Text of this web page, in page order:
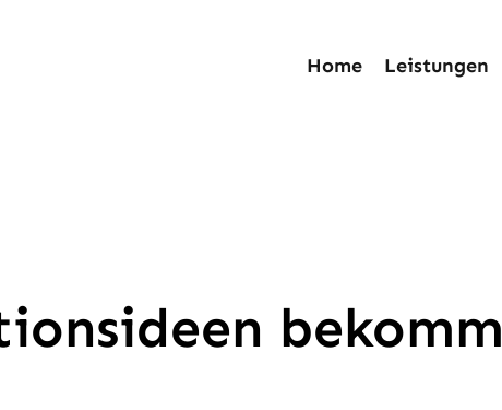
Home Leistungen